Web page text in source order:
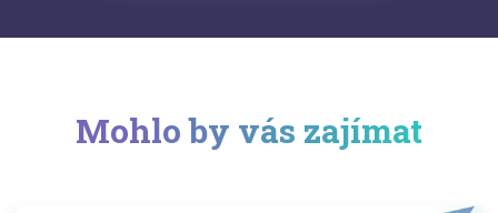
Mohlo by vás zajímat